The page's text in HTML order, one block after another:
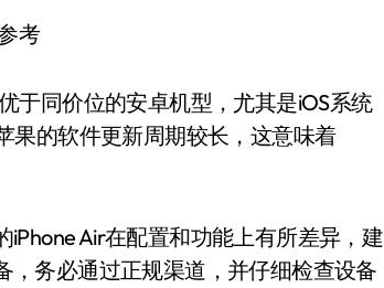
考
同价位的安卓机型，尤其是iOS系统
果的软件更新周期较长，这意味着
Air在配置和功能上有所差异，建
务必通过正规渠道，并仔细检查设备